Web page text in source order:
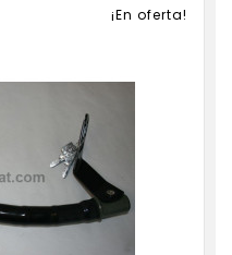
¡En oferta!